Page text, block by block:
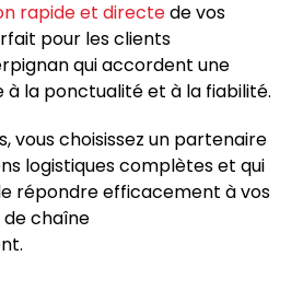
rapide et directede vos
pour les clients
qui accordent une
la ponctualité et à la fiabilité.
vous choisissez un partenaire
logistiques complètes et qui
répondre efficacement à vos
chaîne